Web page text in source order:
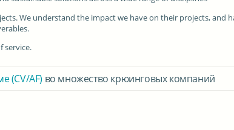
We understand the impact we have on their projects, and
service.
(CV/AF) во множество крюинговых компаний